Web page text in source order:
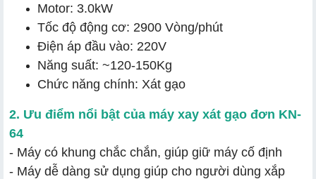
Motor: 3.0kW
Tốc độ động cơ: 2900 Vòng/phút
Điện áp đầu vào: 220V
Năng suất: ~120-150Kg
Chức năng chính: Xát gạo
2. Ưu điểm nổi bật của máy xay xát gạo đơn KN-
64
- Máy có khung chắc chắn, giúp giữ máy cố định
- Máy dễ dàng sử dụng giúp cho người dùng xắp